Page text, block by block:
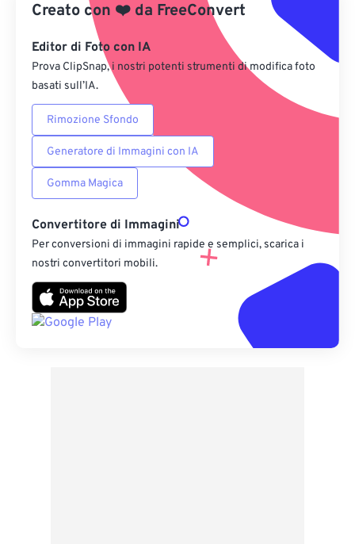
Salva come predefinito
Creato con ❤️ da FreeConvert
Editor di Foto con IA
Prova ClipSnap, i nostri potenti strumenti di modifica foto
basati sull’IA.
Rimozione Sfondo
Generatore di Immagini con IA
Gomma Magica
Convertitore di Immagini
Per conversioni di immagini rapide e semplici, scarica i
nostri convertitori mobili.